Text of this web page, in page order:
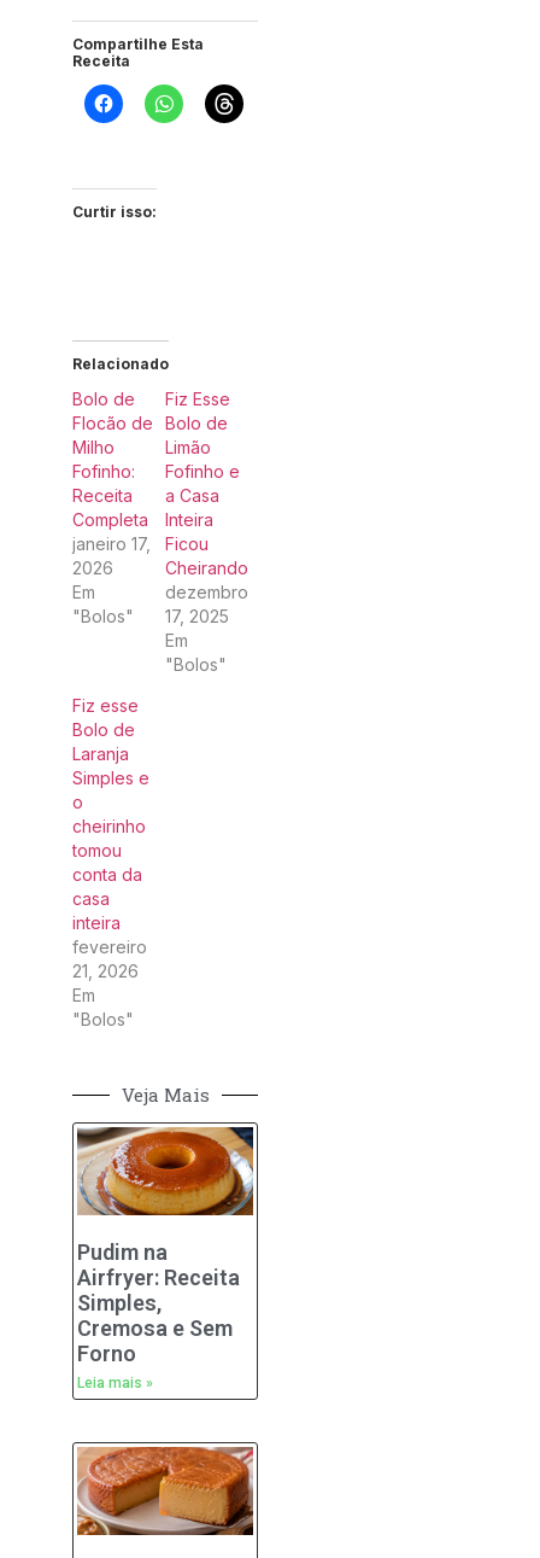
Compartilhe Esta
Receita
Curtir isso:
Relacionado
Bolo de
Flocão de
Milho
Fofinho:
Receita
Completa
janeiro 17,
2026
Em
"Bolos"
Fiz Esse
Bolo de
Limão
Fofinho e
a Casa
Inteira
Ficou
Cheirando
dezembro
17, 2025
Em
"Bolos"
Fiz esse
Bolo de
Laranja
Simples e
o
cheirinho
tomou
conta da
casa
inteira
fevereiro
21, 2026
Em
"Bolos"
Veja Mais
Pudim na
Airfryer: Receita
Simples,
Cremosa e Sem
Forno
Leia mais »